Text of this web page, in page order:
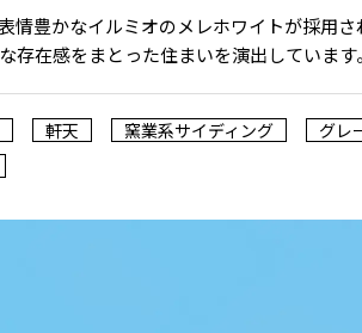
情豊かなイルミオのメレホワイトが採用
存在感をまとった住まいを演出しています。
軒天 窯業系サイディング グレ